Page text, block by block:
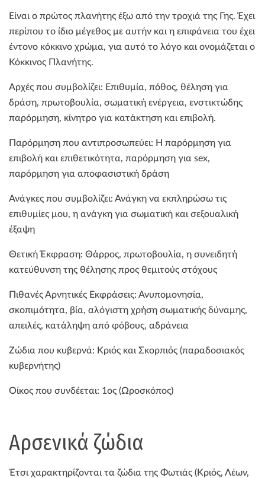
Είναι ο πρώτος πλανήτης έξω από την τροχιά της Γης. Έχει
περίπου το ίδιο μέγεθος με αυτήν και η επιφάνεια του έχει
έντονο κόκκινο χρώμα, για αυτό το λόγο και ονομάζεται ο
Κόκκινος Πλανήτης.
Αρχές που συμβολίζει: Επιθυμία, πόθος, θέληση για
δράση, πρωτοβουλία, σωματική ενέργεια, ενστικτώδης
παρόρμηση, κίνητρο για κατάκτηση και επιβολή.
Παρόρμηση που αντιπροσωπεύει: Η παρόρμηση για
επιβολή και επιθετικότητα, παρόρμηση για sex,
παρόρμηση για αποφασιστική δράση
Ανάγκες που συμβολίζει: Ανάγκη να εκπληρώσω τις
επιθυμίες μου, η ανάγκη για σωματική και σεξουαλική
έξαψη
Θετική Έκφραση: Θάρρος, πρωτοβουλία, η συνειδητή
κατεύθυνση της θέλησης προς θεμιτούς στόχους
Πιθανές Αρνητικές Εκφράσεις: Ανυπομονησία,
σκοπιμότητα, βία, αλόγιστη χρήση σωματικής δύναμης,
απειλές, κατάληψη από φόβους, αδράνεια
Ζώδια που κυβερνά: Κριός και Σκορπιός (παραδοσιακός
κυβερνήτης)
Οίκος που συνδέεται: 1ος (Ωροσκόπος)
Αρσενικά ζώδια
Έτσι χαρακτηρίζονται τα ζώδια της Φωτιάς (Κριός, Λέων,